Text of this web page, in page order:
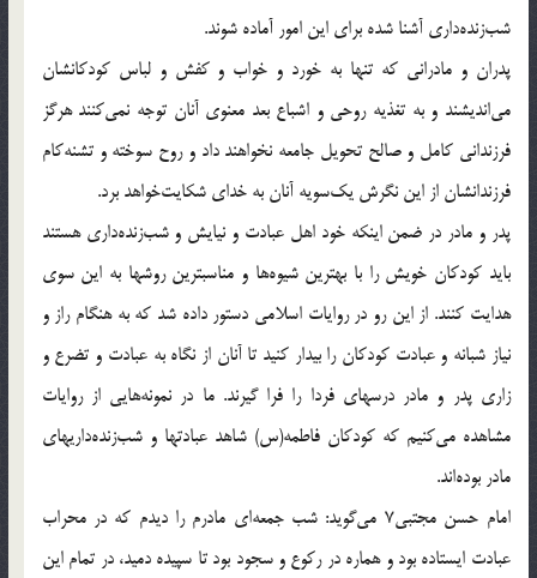
شب‌زنده‌دارى آشنا شده براى اين امور آماده شوند.
پدران و مادرانى كه تنها به خورد و خواب و كفش و لباس كودكانشان
مى‌انديشند و به تغذيه روحى و اشباع بعد معنوى آنان توجه نمى‌كنند هرگز
فرزندانى كامل و صالح تحويل جامعه نخواهند داد و روح سوخته و تشنه‌كام
فرزندانشان از اين نگرش يك‌سويه آنان به خداى شكايت‌خواهد برد.
پدر و مادر در ضمن اينكه خود اهل عبادت و نيايش و شب‌زنده‌دارى هستند
بايد كودكان خويش را با بهترين شيوه‌ها و مناسبترين روشها به اين سوى
هدايت كنند. از اين رو در روايات اسلامى دستور داده شد كه به هنگام راز و
نياز شبانه و عبادت كودكان را بيدار كنيد تا آنان از نگاه به عبادت و تضرع و
زارى پدر و مادر درسهاى فردا را فرا گيرند. ما در نمونه‌هايى از روايات
مشاهده مى‌كنيم كه كودكان فاطمه(س) شاهد عبادتها و شب‌زنده‌داريهاى
مادر بوده‌اند.
امام حسن مجتبى‌7 مى‌گويد: شب جمعه‌اى مادرم را ديدم كه در محراب
عبادت ايستاده بود و هماره در ركوع و سجود بود تا سپيده دميد، در تمام اين